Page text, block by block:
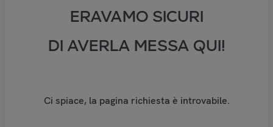
ERAVAMO SICURI
DI AVERLA MESSA QUI!
Ci spiace, la pagina richiesta è introvabile.